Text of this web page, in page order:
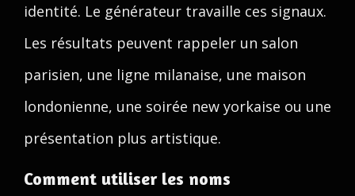
identité. Le générateur travaille ces signaux.
Les résultats peuvent rappeler un salon
parisien, une ligne milanaise, une maison
londonienne, une soirée new yorkaise ou une
présentation plus artistique.
Comment utiliser les noms